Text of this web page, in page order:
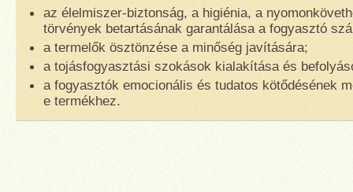
az élelmiszer-biztonság, a higiénia, a
törvények betartásának garantálása a fogyasztó
a termelők ösztönzése a minőség javítására;
a tojásfogyasztási szokások kialakítása és
a fogyasztók emocionális és tudatos kötődésének
e termékhez.